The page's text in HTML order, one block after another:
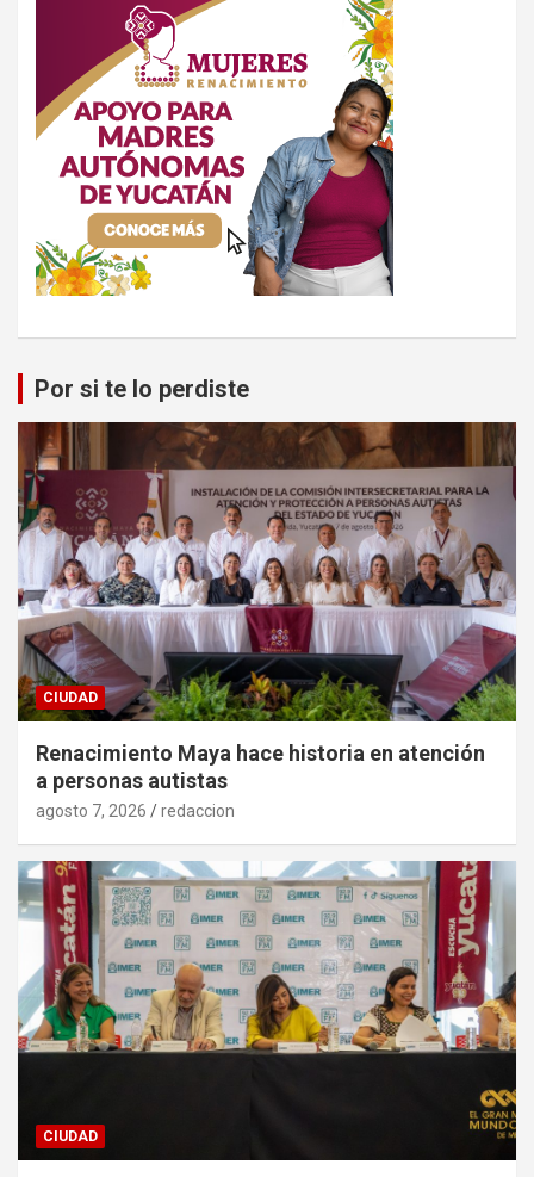
Por si te lo perdiste
CIUDAD
Renacimiento Maya hace historia en atención
a personas autistas
agosto 7, 2026 redaccion
CIUDAD